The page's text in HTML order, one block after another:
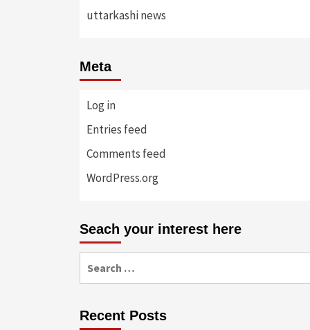
uttarkashi news
Meta
Log in
Entries feed
Comments feed
WordPress.org
Seach your interest here
Recent Posts